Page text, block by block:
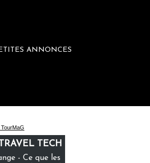
ANNONCES
voyage
TECH
- Ce que les